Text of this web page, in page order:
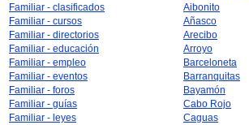
Familiar - clasificados
Familiar - cursos
Familiar - directorios
Familiar - educación
Familiar - empleo
Familiar - eventos
Familiar - foros
Familiar - guías
Familiar - leyes
Aibonito
Añasco
Arecibo
Arroyo
Barceloneta
Barranquitas
Bayamón
Cabo Rojo
Caguas